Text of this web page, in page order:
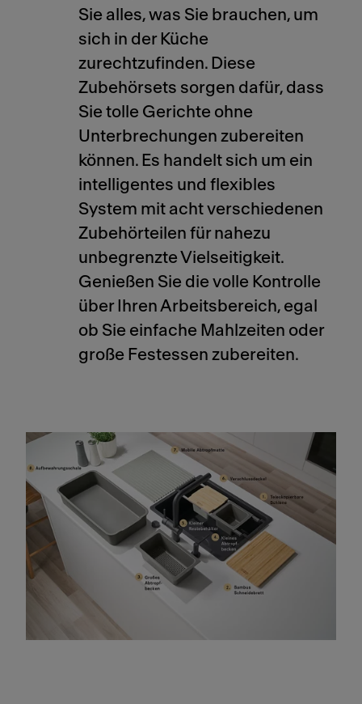
Sie alles, was Sie brauchen, um
sich in der Küche
zurechtzufinden. Diese
Zubehörsets sorgen dafür, dass
Sie tolle Gerichte ohne
Unterbrechungen zubereiten
können. Es handelt sich um ein
intelligentes und flexibles
System mit acht verschiedenen
Zubehörteilen für nahezu
unbegrenzte Vielseitigkeit.
Genießen Sie die volle Kontrolle
über Ihren Arbeitsbereich, egal
ob Sie einfache Mahlzeiten oder
große Festessen zubereiten.